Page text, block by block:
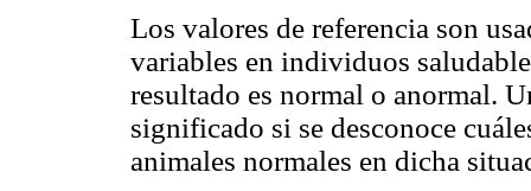
Los valores de referencia son
variables en individuos
resultado es normal o anormal.
significado si se desconoce
animales normales en dicha